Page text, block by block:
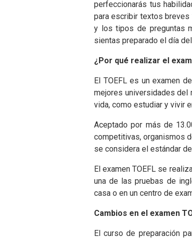
perfeccionarás tus
para escribir textos breves
y los tipos de preguntas
sientas preparado el día
¿Por qué realizar el
El TOEFL es un examen
mejores universidades del
vida, como estudiar y vivir
Aceptado por más de
competitivas, organismos
se considera el estándar
El examen TOEFL se
una de las pruebas de
casa o en un centro de
Cambios en el examen
El curso de preparación